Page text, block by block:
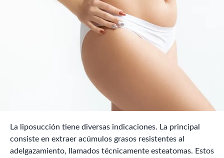
La liposucción tiene diversas indicaciones. La principal
consiste en extraer acúmulos grasos resistentes al
adelgazamiento, llamados técnicamente esteatomas. Estos